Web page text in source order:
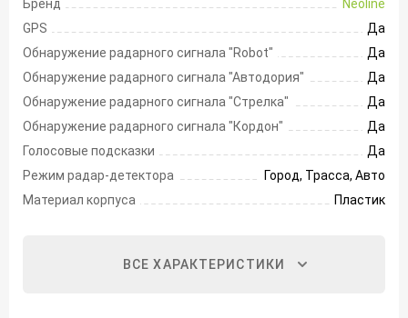
Бренд
Neoline
GPS
Да
Обнаружение радарного сигнала "Robot"
Да
Обнаружение радарного сигнала "Автодория"
Да
Обнаружение радарного сигнала "Стрелка"
Да
Обнаружение радарного сигнала "Кордон"
Да
Голосовые подсказки
Да
Режим радар-детектора
Город, Трасса, Авто
Материал корпуса
Пластик
ВСЕ ХАРАКТЕРИСТИКИ